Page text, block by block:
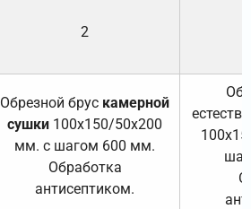
2
Обрезной брус камерной
сушки 100х150/50х200
мм. с шагом 600 мм.
Обработка
антисептиком.